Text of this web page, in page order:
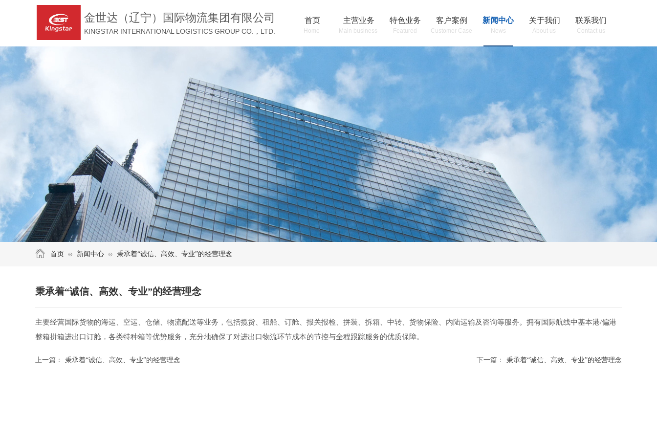
Featured Contact us
News
KINGSTAR INTERNATIONAL LOGISTICS GROUP CO.，LTD.
首页 主营业务 特色业务 客户案例 新闻中心 关于我们 联系我们
Customer Case
金世达（辽宁）国际物流集团有限公司
About us
Main business
Home
首页 ⊙ 新闻中心 ⊙ 秉承着“诚信、高效、专业”的经营理念
秉承着“诚信、高效、专业”的经营理念
主要经营国际货物的海运、空运、仓储、物流配送等业务，包括揽货、租船、订舱、报关报检、拼装、拆箱、中转、货物保险、内陆运输及咨询等服务。拥有国际航线中基本港/偏港
整箱拼箱进出口订舱，各类特种箱等优势服务，充分地确保了对进出口物流环节成本的节控与全程跟踪服务的优质保障。
上一篇： 秉承着“诚信、高效、专业”的经营理念 下一篇： 秉承着“诚信、高效、专业”的经营理念